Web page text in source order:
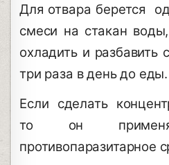
Для отвара берется
смеси на стакан
охладить и разбавить
три раза в день до еды.
Если сделать
то он
противопаразитарное